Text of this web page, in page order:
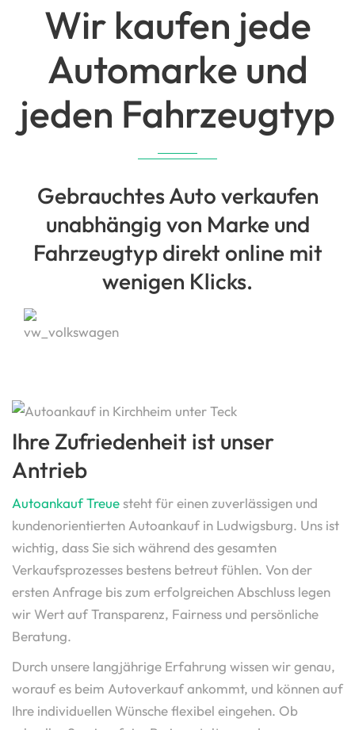
Wir kaufen jede
Automarke und
jeden Fahrzeugtyp
Gebrauchtes Auto verkaufen
unabhängig von Marke und
Fahrzeugtyp direkt online mit
wenigen Klicks.
Ihre Zufriedenheit ist unser
Antrieb
Autoankauf Treuesteht für einen zuverlässigen und
kundenorientierten Autoankauf in Ludwigsburg. Uns ist
wichtig, dass Sie sich während des gesamten
Verkaufsprozesses bestens betreut fühlen. Von der
ersten Anfrage bis zum erfolgreichen Abschluss legen
wir Wert auf Transparenz, Fairness und persönliche
Beratung.
Durch unsere langjährige Erfahrung wissen wir genau,
worauf es beim Autoverkauf ankommt, und können auf
Ihre individuellen Wünsche flexibel eingehen. Ob